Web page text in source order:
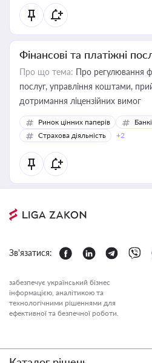
Фінансові та платіжні
Про що тема: Про регулювання
послуг, управління коштами, приймання платежів та
дотримання ліцензійних вимог
Ринок цінних паперів
Страхова діяльність
+2
Зв'язатися:
забезпечує український бізнес
інформацією, аналітикою та
технологічними рішеннями для
ефективної та безпечної роботи.